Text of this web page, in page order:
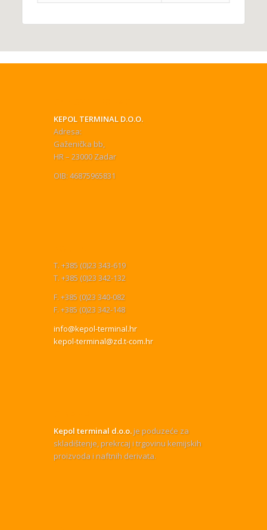
KEPOL TERMINAL D.O.O.
Adresa:
Gaženička bb,
HR – 23000 Zadar
OIB: 46875965831
T. +385 (0)23 343-619
T. +385 (0)23 342-132
F. +385 (0)23 340-082
F. +385 (0)23 342-148
info@kepol-terminal.hr
kepol-terminal@zd.t-com.hr
Kepol terminal d.o.o.je poduzeće za
skladištenje, prekrcaj i trgovinu kemijskih
proizvoda i naftnih derivata.